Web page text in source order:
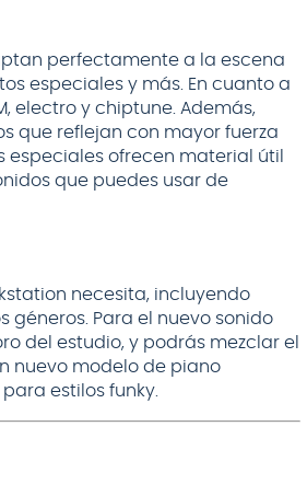
perfectamente a la escena
especiales y más. En cuanto a
electro y chiptune. Además,
que reflejan con mayor fuerza
especiales ofrecen material útil
que puedes usar de
necesita, incluyendo
géneros. Para el nuevo sonido
del estudio, y podrás mezclar el
nuevo modelo de piano
estilos funky.